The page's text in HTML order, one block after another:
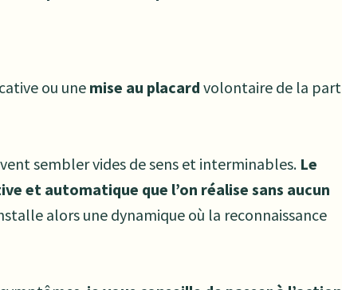
ou une mise au placard volontaire de la part
sembler vides de sens et interminables. Le
et automatique que l’on réalise sans aucun
alors une dynamique où la reconnaissance